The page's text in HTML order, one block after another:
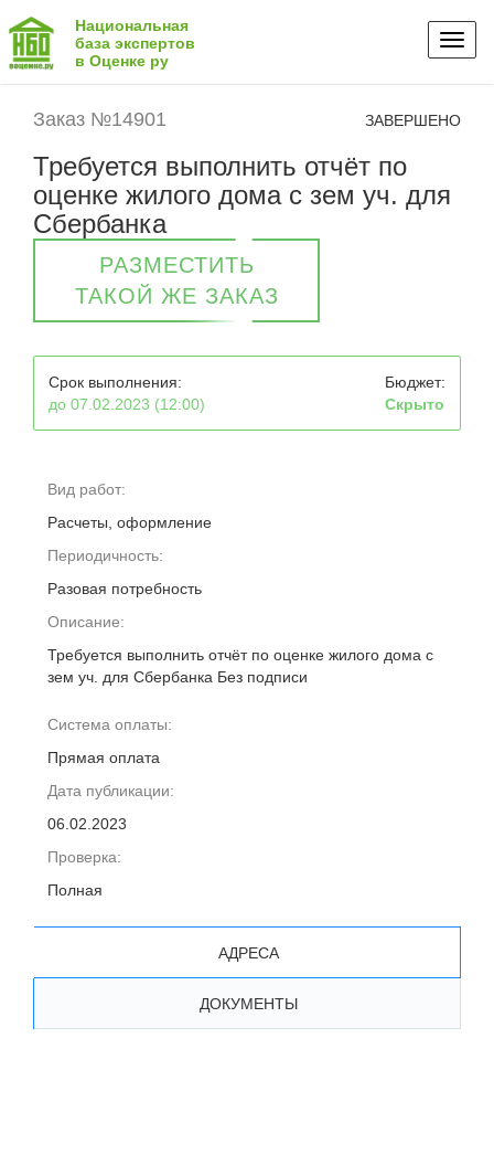
Национальная
база экспертов
в Оценке ру
Заказ №14901 ЗАВЕРШЕНО
Требуется выполнить отчёт по
оценке жилого дома с зем уч. для
Сбербанка
РАЗМЕСТИТЬ
ТАКОЙ ЖЕ ЗАКАЗ
Срок выполнения:
до 07.02.2023 (12:00)
Бюджет:
Скрыто
Вид работ:
Расчеты, оформление
Периодичность:
Разовая потребность
Описание:
Требуется выполнить отчёт по оценке жилого дома с
зем уч. для Сбербанка Без подписи
Система оплаты:
Прямая оплата
Дата публикации:
06.02.2023
Проверка:
Полная
АДРЕСА
ДОКУМЕНТЫ